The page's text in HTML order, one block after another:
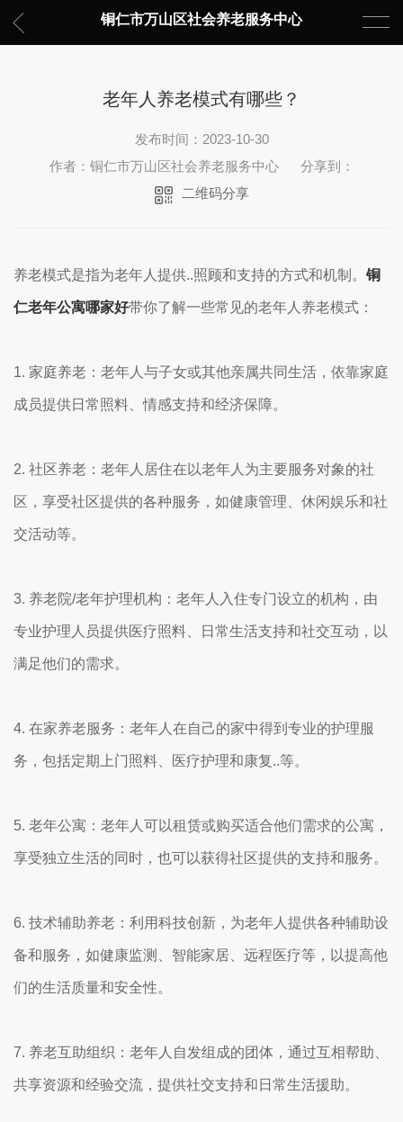
铜仁市万山区社会养老服务中心
老年人养老模式有哪些？
发布时间：2023-10-30
作者：铜仁市万山区社会养老服务中心
分享到：
二维码分享
养老模式是指为老年人提供..照顾和支持的方式和机制。 铜
仁老年公寓哪家好带你了解一些常见的老年人养老模式：
1. 家庭养老：老年人与子女或其他亲属共同生活，依靠家庭
成员提供日常照料、情感支持和经济保障。
2. 社区养老：老年人居住在以老年人为主要服务对象的社
区，享受社区提供的各种服务，如健康管理、休闲娱乐和社
交活动等。
3. 养老院/老年护理机构：老年人入住专门设立的机构，由
专业护理人员提供医疗照料、日常生活支持和社交互动，以
满足他们的需求。
4. 在家养老服务：老年人在自己的家中得到专业的护理服
务，包括定期上门照料、医疗护理和康复..等。
5. 老年公寓：老年人可以租赁或购买适合他们需求的公寓，
享受独立生活的同时，也可以获得社区提供的支持和服务。
6. 技术辅助养老：利用科技创新，为老年人提供各种辅助设
备和服务，如健康监测、智能家居、远程医疗等，以提高他
们的生活质量和安全性。
7. 养老互助组织：老年人自发组成的团体，通过互相帮助、
共享资源和经验交流，提供社交支持和日常生活援助。